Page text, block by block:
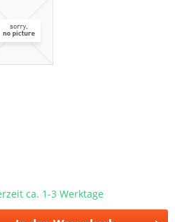
ca. 1-3 Werktage